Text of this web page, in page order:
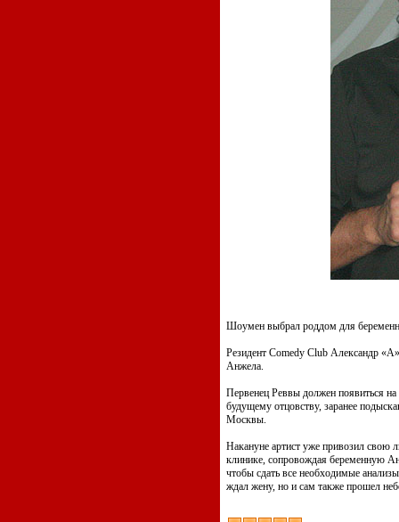
Шоумен выбрал роддом для
Резидент Comedy Club Александр
Анжела.
Первенец Реввы должен появиться
будущему отцовству, заранее
Москвы.
Накануне артист уже привозил
клинике, сопровождая беременную
чтобы сдать все необходимые
ждал жену, но и сам также прошел